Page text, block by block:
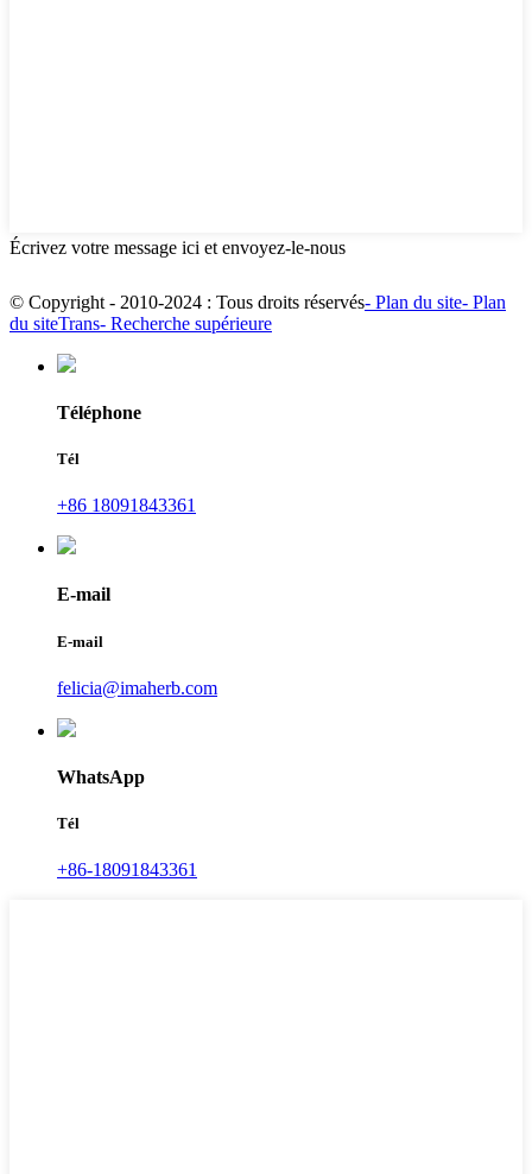
Écrivez votre message ici et envoyez-le-nous
© Copyright - 2010-2024 : Tous droits réservés- Plan du site- Plan
du siteTrans- Recherche supérieure
Téléphone
Tél
+86 18091843361
E-mail
E-mail
felicia@imaherb.com
WhatsApp
Tél
+86-18091843361